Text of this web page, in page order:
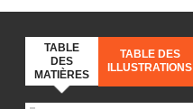
TABLE
DES
MATIÈRES
TABLE DES
ILLUSTRATIONS